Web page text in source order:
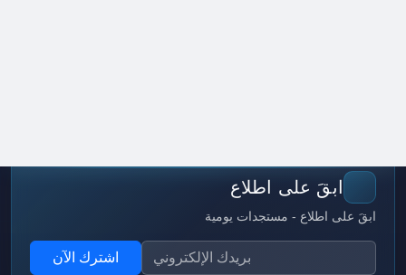
ابقَ على اطلاع
ابقَ على اطلاع - مستجدات يومية
اشترك الآن